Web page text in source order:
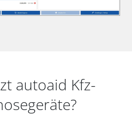
autoaid Kfz-